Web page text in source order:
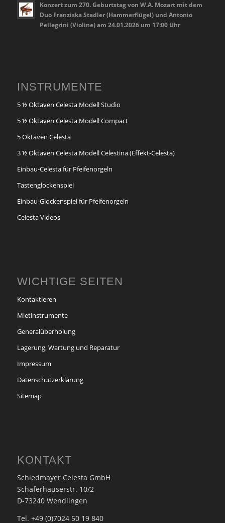
Konzert zum 270. Geburtstag von W.A. Mozart mit dem
Duo Franziska Stadler (Hammerflügel) und Antonio
Pellegrini (Violine) am 24.01.2026 um 17:00 Uhr
INSTRUMENTE
5 ½ Oktaven Celesta Modell Studio
5 ½ Oktaven Celesta Modell Compact
5 Oktaven Celesta
3 ½ Oktaven Celesta Modell Celestina (Effekt-Celesta)
Einbau-Celesta für Pfeifenorgeln
Tastenglockenspiel
Einbau-Glockenspiel für Pfeifenorgeln
Celesta Videos
WICHTIGE SEITEN
Kontaktieren
Mietinstrumente
Generalüberholung
Lagerung, Wartung und Reparatur
Impressum
Datenschutzerklärung
Sitemap
KONTAKT
Schiedmayer Celesta GmbH
Schäferhauserstr. 10/2
D-73240 Wendlingen
Tel. +49 (0)7024 50 19 840